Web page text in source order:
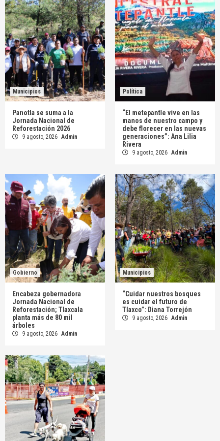
Municipios
Panotla se suma a la
Jornada Nacional de
Reforestación 2026
9 agosto, 2026 Admin
Política
“El metepantle vive en las
manos de nuestro campo y
debe florecer en las nuevas
generaciones”: Ana Lilia
Rivera
9 agosto, 2026 Admin
Gobierno
Encabeza gobernadora
Jornada Nacional de
Reforestación; Tlaxcala
planta más de 80 mil
árboles
9 agosto, 2026 Admin
Municipios
“Cuidar nuestros bosques
es cuidar el futuro de
Tlaxco”: Diana Torrejón
9 agosto, 2026 Admin